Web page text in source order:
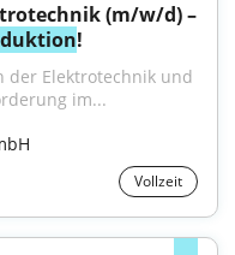
(m/w/d) –
!
der Elektrotechnik und
im...
Vollzeit